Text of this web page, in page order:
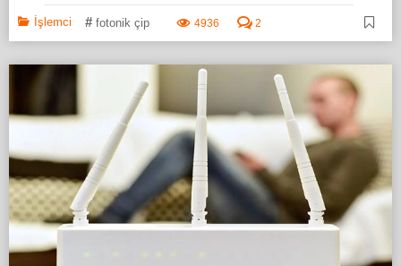
İşlemci # fotonik çip 4936 2